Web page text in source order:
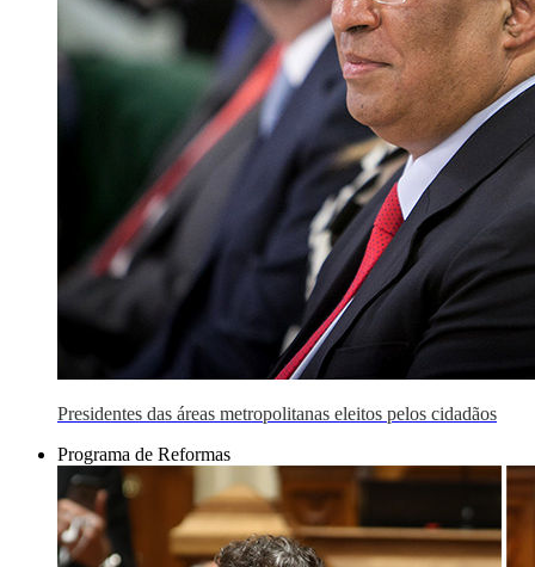
Presidentes das áreas metropolitanas eleitos pelos cidadãos
Programa de Reformas